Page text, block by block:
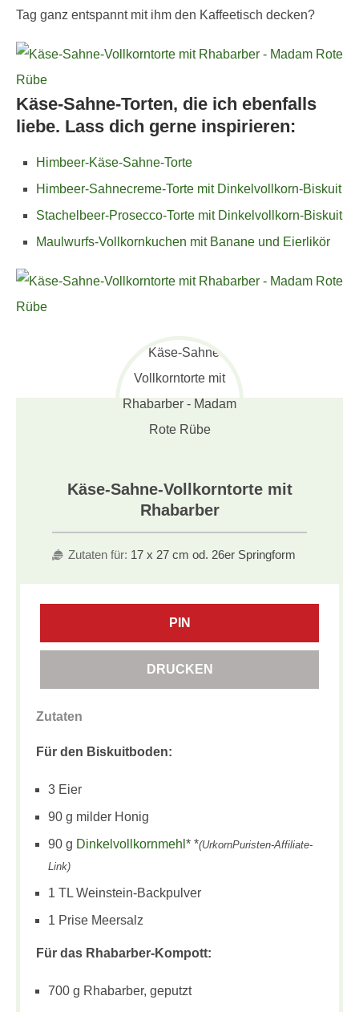
Tag ganz entspannt mit ihm den Kaffeetisch decken?
Käse-Sahne-Torten, die ich ebenfalls
liebe. Lass dich gerne inspirieren:
Himbeer-Käse-Sahne-Torte
Himbeer-Sahnecreme-Torte mit Dinkelvollkorn-Biskuit
Stachelbeer-Prosecco-Torte mit Dinkelvollkorn-Biskuit
Maulwurfs-Vollkornkuchen mit Banane und Eierlikör
Käse-Sahne-Vollkorntorte mit
Rhabarber
Zutaten für: 17 x 27 cm od. 26er Springform
PIN
DRUCKEN
Zutaten
Für den Biskuitboden:
3 Eier
90 g milder Honig
90 g Dinkelvollkornmehl * *(UrkornPuristen-Affiliate-
Link)
1 TL Weinstein-Backpulver
1 Prise Meersalz
Für das Rhabarber-Kompott:
700 g Rhabarber, geputzt